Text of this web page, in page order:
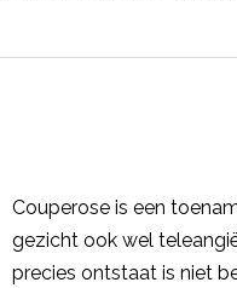
Couperose is een
gezicht ook wel
precies ontstaat is niet